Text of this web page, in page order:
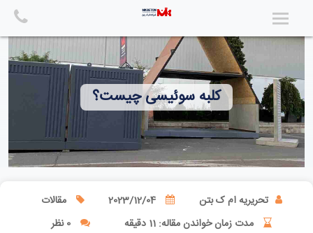
content
کلبه سوئیسی چیست؟
تحریریه ام ک بتن 2023/12/04
مقالات
مدت زمان خواندن مقاله: 11 دقیقه
0 نظر